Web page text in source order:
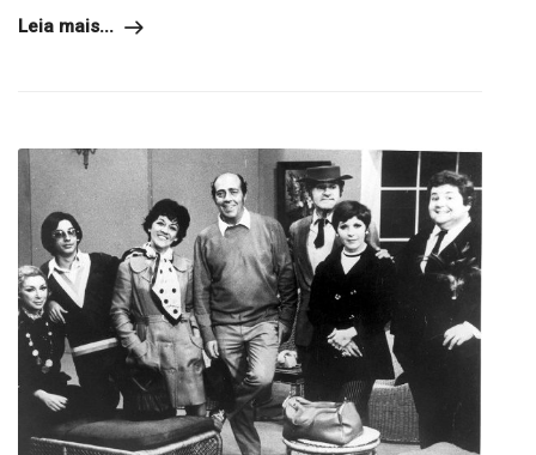
Leia mais...